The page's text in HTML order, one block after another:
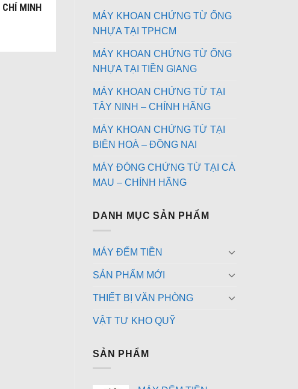
MINH
MÁY KHOAN CHỨNG TỪ ỐNG
NHỰA TẠI TPHCM
MÁY KHOAN CHỨNG TỪ ỐNG
NHỰA TẠI TIỀN GIANG
MÁY KHOAN CHỨNG TỪ TẠI
TÂY NINH – CHÍNH HÃNG
MÁY KHOAN CHỨNG TỪ TẠI
BIÊN HOÀ – ĐỒNG NAI
MÁY ĐÓNG CHỨNG TỪ TẠI CÀ
MAU – CHÍNH HÃNG
DANH MỤC SẢN PHẨM
MÁY ĐẾM TIỀN
SẢN PHẨM MỚI
THIẾT BỊ VĂN PHÒNG
VẬT TƯ KHO QUỸ
SẢN PHẨM